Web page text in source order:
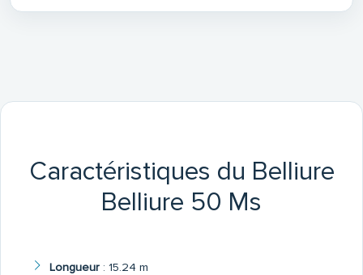
Caractéristiques du Belliure
Belliure 50 Ms
Longueur: 15.24 m